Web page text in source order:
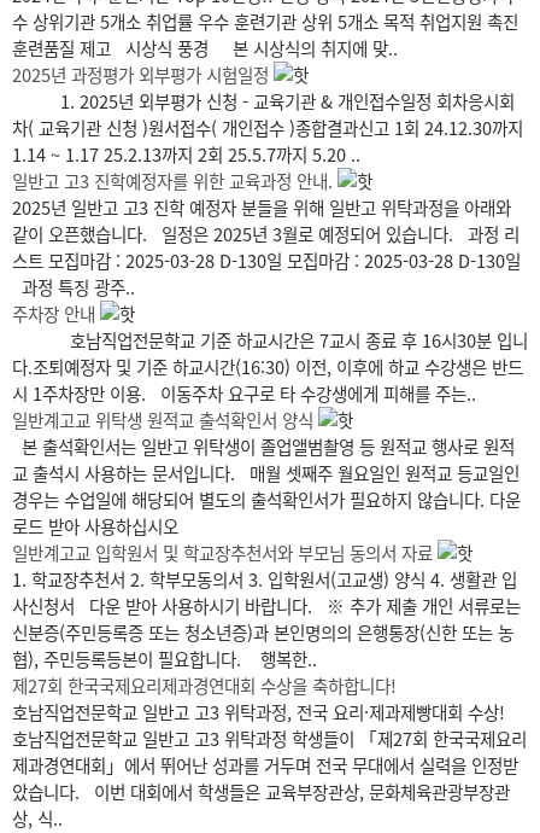
수 상위기관 5개소 취업률 우수 훈련기관 상위 5개소 목적 취업지원 촉진
훈련품질 제고 시상식 풍경 본 시상식의 취지에 맞..
2025년 과정평가 외부평가 시험일정
1. 2025년 외부평가 신청 - 교육기관 & 개인접수일정 회차응시회
차( 교육기관 신청 )원서접수( 개인접수 )종합결과신고 1회 24.12.30까지
1.14 ~ 1.17 25.2.13까지 2회 25.5.7까지 5.20 ..
일반고 고3 진학예정자를 위한 교육과정 안내.
2025년 일반고 고3 진학 예정자 분들을 위해 일반고 위탁과정을 아래와
같이 오픈했습니다. 일정은 2025년 3월로 예정되어 있습니다. 과정 리
스트 모집마감 : 2025-03-28 D-130일 모집마감 : 2025-03-28 D-130일
과정 특징 광주..
주차장 안내
호남직업전문학교 기준 하교시간은 7교시 종료 후 16시30분 입니
다.조퇴예정자 및 기준 하교시간(16:30) 이전, 이후에 하교 수강생은 반드
시 1주차장만 이용. 이동주차 요구로 타 수강생에게 피해를 주는..
일반계고교 위탁생 원적교 출석확인서 양식
본 출석확인서는 일반고 위탁생이 졸업앨범촬영 등 원적교 행사로 원적
교 출석시 사용하는 문서입니다. 매월 셋째주 월요일인 원적교 등교일인
경우는 수업일에 해당되어 별도의 출석확인서가 필요하지 않습니다. 다운
로드 받아 사용하십시오
일반계고교 입학원서 및 학교장추천서와 부모님 동의서 자료
1. 학교장추천서 2. 학부모동의서 3. 입학원서(고교생) 양식 4. 생활관 입
사신청서 다운 받아 사용하시기 바랍니다. ※ 추가 제출 개인 서류로는
신분증(주민등록증 또는 청소년증)과 본인명의의 은행통장(신한 또는 농
협), 주민등록등본이 필요합니다. 행복한..
제27회 한국국제요리제과경연대회 수상을 축하합니다!
호남직업전문학교 일반고 고3 위탁과정, 전국 요리·제과제빵대회 수상!
호남직업전문학교 일반고 고3 위탁과정 학생들이 「제27회 한국국제요리
제과경연대회」에서 뛰어난 성과를 거두며 전국 무대에서 실력을 인정받
았습니다. 이번 대회에서 학생들은 교육부장관상, 문화체육관광부장관
상, 식..